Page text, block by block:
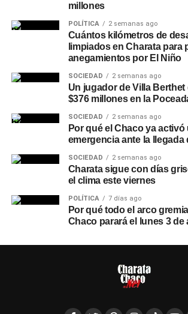
millones
POLÍTICA 2 semanas ago
Cuántos kilómetros de
limpiados en Charata para
anegamientos por El Niño
SOCIEDAD 2 semanas ago
Un jugador de Villa Berthet
$376 millones en la
SOCIEDAD 2 semanas ago
Por qué el Chaco ya
emergencia ante la llegada
SOCIEDAD 2 semanas ago
Charata sigue con días
el clima este viernes
POLÍTICA 7 días ago
Por qué todo el arco
Chaco parará el lunes 3 de